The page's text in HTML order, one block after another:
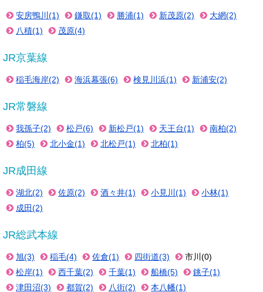
安房鴨川(1) 鎌取(1) 勝浦(1) 新茂原(2)
大網(2)
八積(1)
茂原(4)
JR京葉線
稲毛海岸(2) 海浜幕張(6) 検見川浜(1) 新浦安(2)
JR常磐線
我孫子(2) 松戸(6) 新松戸(1) 天王台(1)
南柏(2)
柏(5)
北小金(1) 北松戸(1) 北柏(1)
JR成田線
湖北(2) 佐原(2) 酒々井(1) 小見川(1)
小林(1)
成田(2)
JR総武本線
旭(3) 稲毛(4) 佐倉(1) 四街道(3)
市川(0)
松岸(1)
西千葉(2) 千葉(1) 船橋(5)
銚子(1)
津田沼(3)
都賀(2) 八街(2) 本八幡(1)